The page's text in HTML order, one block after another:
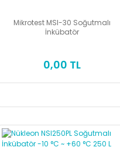
Mikrotest MSI-30 Soğutmalı
İnkübatör
0,00 TL